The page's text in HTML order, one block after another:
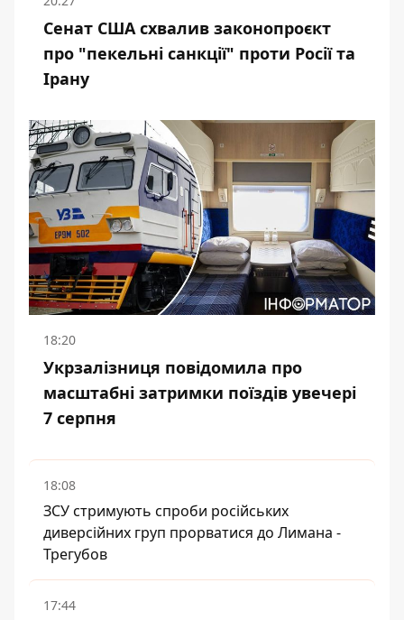
Сенат США схвалив законопроєкт
про "пекельні санкції" проти Росії та
Ірану
18:20
Укрзалізниця повідомила про
масштабні затримки поїздів увечері
7 серпня
18:08
ЗСУ стримують спроби російських
диверсійних груп прорватися до Лимана -
Трегубов
17:44